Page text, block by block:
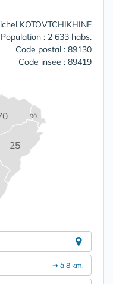
KOTOVTCHIKHINE
Population : 2 633 habs.
Code postal : 89130
Code insee : 89419
25
90
➔ à 8 km.